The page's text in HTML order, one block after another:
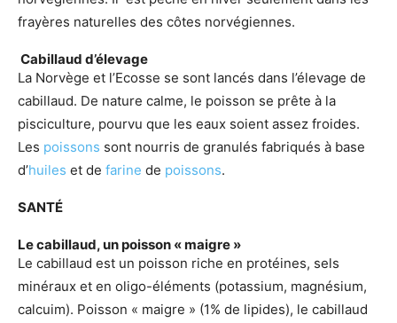
frayères naturelles des côtes norvégiennes.
Cabillaud d’élevage
La Norvège et l’Ecosse se sont lancés dans l’élevage de
cabillaud. De nature calme, le poisson se prête à la
pisciculture, pourvu que les eaux soient assez froides.
Les poissons sont nourris de granulés fabriqués à base
d’huiles et de farine de poissons.
SANTÉ
Le cabillaud, un poisson « maigre »
Le cabillaud est un poisson riche en protéines, sels
minéraux et en oligo-éléments (potassium, magnésium,
calcuim). Poisson « maigre » (1% de lipides), le cabillaud